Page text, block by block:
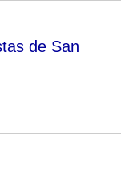
de San